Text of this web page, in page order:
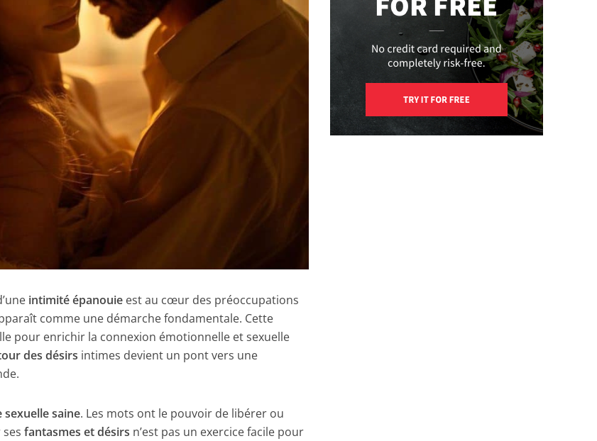
intimité épanouie est au cœur des préoccupations
comme une démarche fondamentale. Cette
pour enrichir la connexion émotionnelle et sexuelle
des désirs intimes devient un pont vers une
sexuelle saine. Les mots ont le pouvoir de libérer ou
sesfantasmes et désirs n’est pas un exercice facile pour